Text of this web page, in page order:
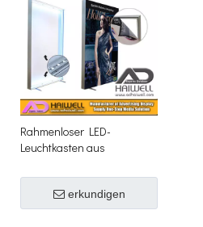
Rahmenloser LED-
Leuchtkasten aus
digitaler
Bildschirmbeschilderung
erkundigen